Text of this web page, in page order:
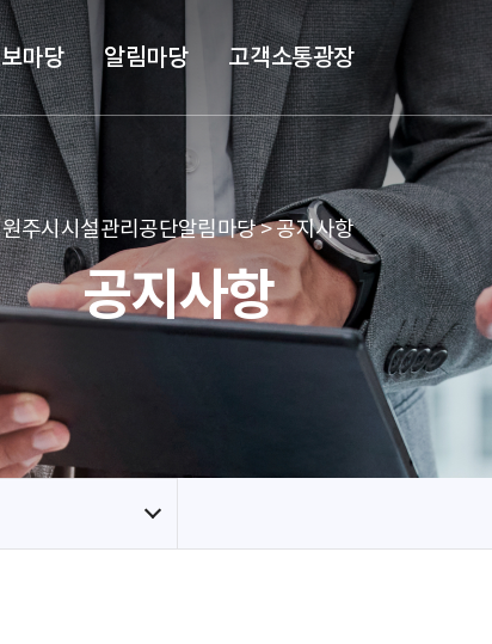
마당 알림마당 고객소통광장
원주시시설관리공단알림마당 > 공지사항
공지사항